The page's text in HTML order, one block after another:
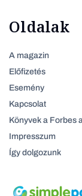
Oldalak
A magazin
Előfizetés
Esemény
Kapcsolat
Könyvek a Forbes
Impresszum
Így dolgozunk